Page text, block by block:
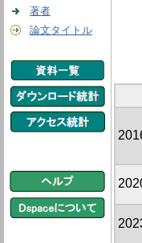
著者
論文タイトル